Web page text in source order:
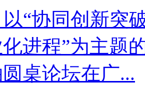
“协同创新突
进程”为主题
桌论坛在广...